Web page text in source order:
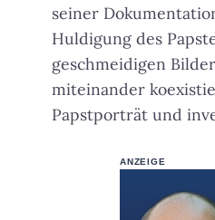
seiner
Huldigung des
geschmeidigen
miteinander
Papstporträt und
ANZEIGE